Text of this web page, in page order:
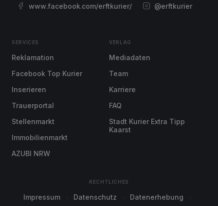
www.facebook.com/erftkurier/ @erftkurier
SERVICES
Reklamation
Facebook Top Kurier
Inserieren
Trauerportal
Stellenmarkt
Immobilienmarkt
AZUBI NRW
VERLAG
Mediadaten
Team
Karriere
FAQ
Stadt Kurier Extra Tipp
Kaarst
RECHTLICHES
Impressum Datenschutz Datenerhebung